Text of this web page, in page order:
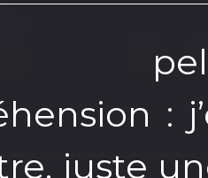
:
juste